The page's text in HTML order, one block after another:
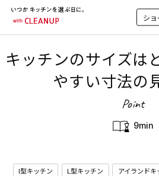
シ
キッチンのサイズは
やすい寸法の
Point
9min
I型キッチン L型キッチン アイランドキ